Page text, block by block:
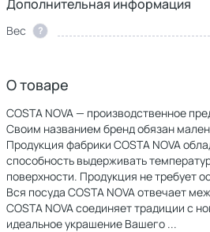
Дополнительная информация
Вес ?
О товаре
COSTA NOVA — производственное
Своим названием бренд обязан
Продукция фабрики COSTA NOVA
способность выдерживать
поверхности. Продукция не требует
Вся посуда COSTA NOVA отвечает
COSTA NOVA соединяет традиции с
идеальное украшение Вашего ...